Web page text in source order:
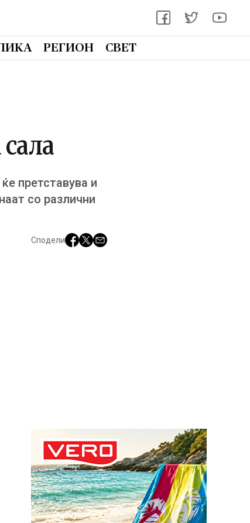
РЕГИОН СВЕТ
претставува и
со различни
Сподели